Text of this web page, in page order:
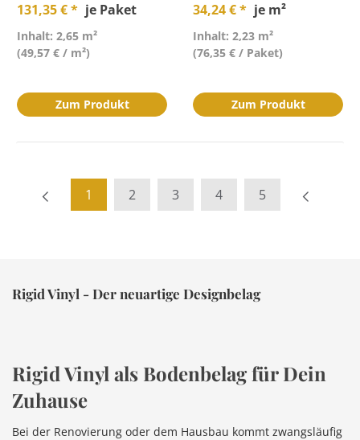
131,35 € * je Paket
Inhalt: 2,65 m²
(49,57 € / m²)
Zum Produkt
34,24 € * je m²
Inhalt: 2,23 m²
(76,35 € / Paket)
Zum Produkt
1 2 3 4 5
Rigid Vinyl - Der neuartige Designbelag
Rigid Vinyl als Bodenbelag für Dein
Zuhause
Bei der Renovierung oder dem Hausbau kommt zwangsläufig